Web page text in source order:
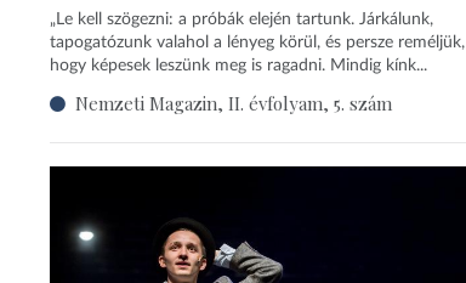
„Le kell szögezni: a próbák elején tartunk. Járkálunk,
tapogatózunk valahol a lényeg körül, és persze reméljük,
hogy képesek leszünk meg is ragadni. Mindig kínk...
Nemzeti Magazin, II. évfolyam, 5. szám